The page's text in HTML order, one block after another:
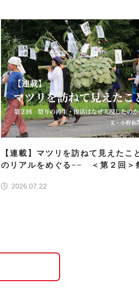
【連載】マツリを訪ねて見えたこ
のリアルをめぐる−− ＜第２回＞
2026.07.22